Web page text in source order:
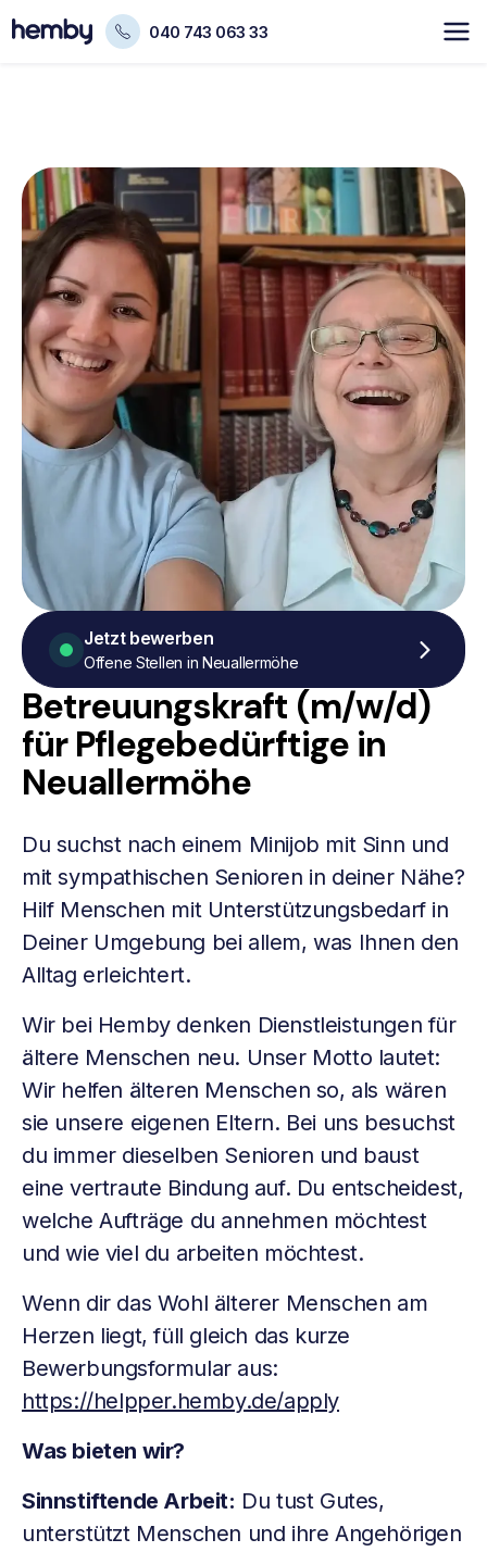
040 743 063 33
Betreuungskraft (m/w/d)
für Pflegebedürftige in
Neuallermöhe
Du suchst nach einem Minijob mit Sinn und
mit sympathischen Senioren in deiner Nähe?
Hilf Menschen mit Unterstützungsbedarf in
Deiner Umgebung bei allem, was Ihnen den
Alltag erleichtert.
Wir bei Hemby denken Dienstleistungen für
ältere Menschen neu. Unser Motto lautet:
Wir helfen älteren Menschen so, als wären
sie unsere eigenen Eltern. Bei uns besuchst
du immer dieselben Senioren und baust
eine vertraute Bindung auf. Du entscheidest,
welche Aufträge du annehmen möchtest
und wie viel du arbeiten möchtest.
Wenn dir das Wohl älterer Menschen am
Herzen liegt, füll gleich das kurze
Bewerbungsformular aus:
https://helpper.hemby.de/apply
Was bieten wir?
Sinnstiftende Arbeit: Du tust Gutes,
unterstützt Menschen und ihre Angehörigen
Jetzt bewerben
Offene Stellen in Neuallermöhe